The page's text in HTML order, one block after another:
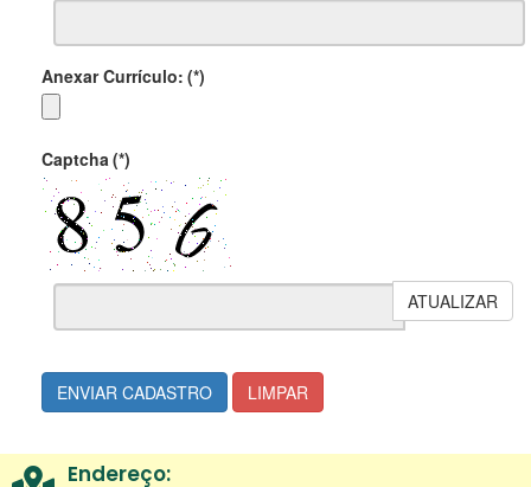
Anexar Currículo: (*)
Captcha (*)
ATUALIZAR
ENVIAR CADASTRO LIMPAR
Endereço: